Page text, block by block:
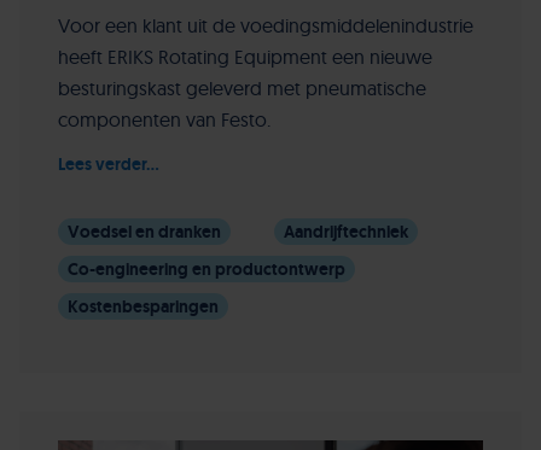
Voor een klant uit de voedingsmiddelenindustrie
heeft ERIKS Rotating Equipment een nieuwe
besturingskast geleverd met pneumatische
componenten van Festo.
Lees verder...
Voedsel en dranken
Aandrijftechniek
Co-engineering en productontwerp
Kostenbesparingen